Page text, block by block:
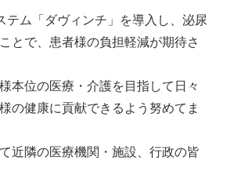
ム「ダヴィンチ」を導入し、泌尿
とで、患者様の負担軽減が期待さ
本位の医療・介護を目指して日々
の健康に貢献できるよう努めてま
近隣の医療機関・施設、行政の皆